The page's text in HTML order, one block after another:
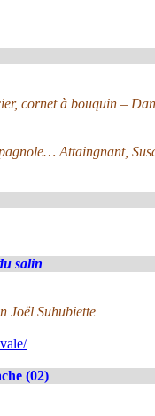
cornet à bouquin –
Attaingnant,
salin
Joël Suhubiette
(02)